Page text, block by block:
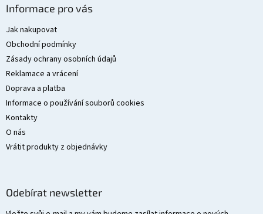
Informace pro vás
Jak nakupovat
Obchodní podmínky
Zásady ochrany osobních údajů
Reklamace a vrácení
Doprava a platba
Informace o používání souborů cookies
Kontakty
O nás
Vrátit produkty z objednávky
Odebírat newsletter